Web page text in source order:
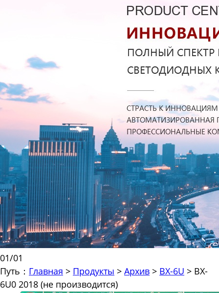
01/01
Путь： Главная > Продукты > Архив > BX-6U > BX-
6U0 2018 (не производится)